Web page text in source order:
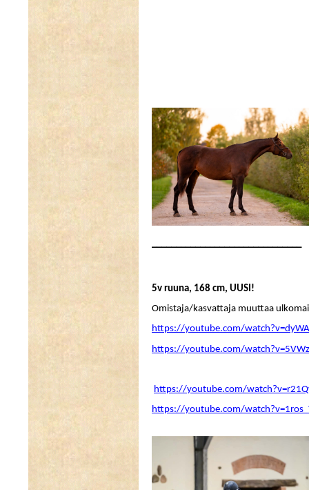
5v ruuna, 168 cm, UUSI!
Omistaja/kasvattaja muuttaa
https://youtube.com/
https://youtube.com/
https://youtube.com/
https://youtube.com/